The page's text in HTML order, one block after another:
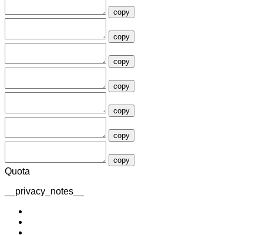
copy
copy
copy
copy
copy
copy
copy
Quota
__privacy_notes__